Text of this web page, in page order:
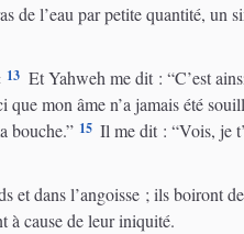
de l’eau par petite quantité, un
13 Et Yahweh me dit : “C’est
mon âme n’a jamais été
bouche.” 15 Il me dit : “Vois, je
et dans l’angoisse ; ils boiront
à cause de leur iniquité.